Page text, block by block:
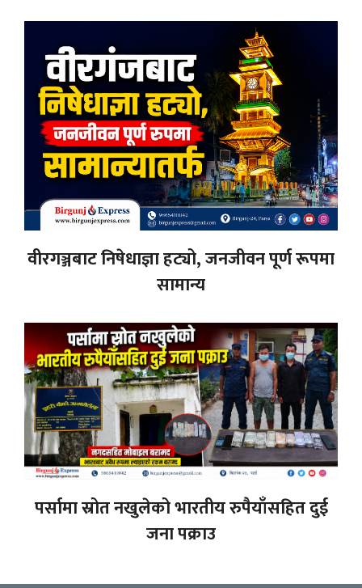
वीरगञ्जबाट निषेधाज्ञा हट्यो, जनजीवन पूर्ण रूपमा
सामान्य
पर्सामा स्रोत नखुलेको भारतीय रुपैयाँसहित दुई
जना पक्राउ